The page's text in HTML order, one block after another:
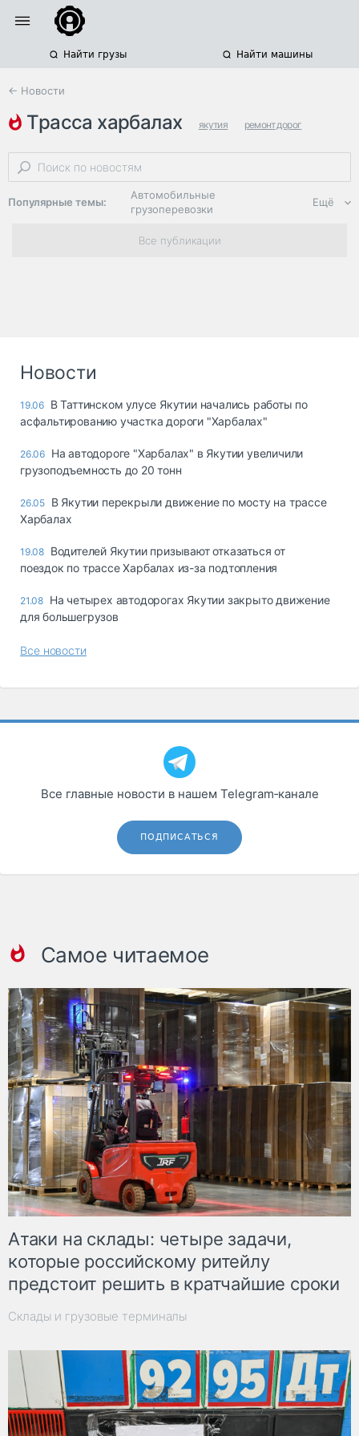
Найти грузы Найти машины
← Новости
трасса харбалах якутия ремонт дорог
региональные автодороги
Популярные темы:
Автомобильные
грузоперевозки
Региональная
логистика
опасные грузы
страхование
Склады и
Коммерческий
транспорт
Спецтехника
автохимия
Ещё
Все публикации
Новости
19.06 В Таттинском улусе Якутии начались работы по
асфальтированию участка дороги "Харбалах"
26.06 На автодороге "Харбалах" в Якутии увеличили
грузоподъемность до 20 тонн
26.05 В Якутии перекрыли движение по мосту на трассе
Харбалах
19.08 Водителей Якутии призывают отказаться от
поездок по трассе Харбалах из-за подтопления
21.08 На четырех автодорогах Якутии закрыто движение
для большегрузов
Все новости
Все главные новости в нашем Telegram‑канале
ПОДПИСАТЬСЯ
Самое читаемое
Атаки на склады: четыре задачи,
которые российскому ритейлу
предстоит решить в кратчайшие сроки
Склады и грузовые терминалы